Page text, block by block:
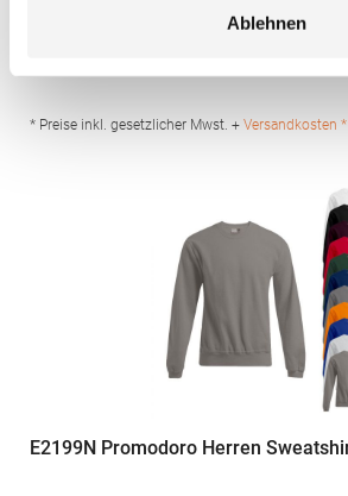
Ablehnen
Verstärkte verdeckte Nähte am Innenkragen Kontrastierende
waschbarBügeln erlaubtGrammatur: 280
g/m²Materialzusammensetzung: 50%
PolyesterAngaben zur Produktsicherheit:
* Preise inkl. gesetzlicher Mwst. + Versandkosten *
E2199N Promodoro Herren